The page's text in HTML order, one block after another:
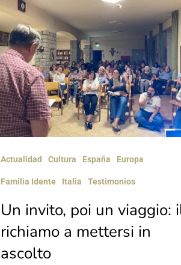
Actualidad Cultura España Europa
Familia Idente Italia Testimonios
Un invito, poi un viaggio:
richiamo a mettersi in
ascolto